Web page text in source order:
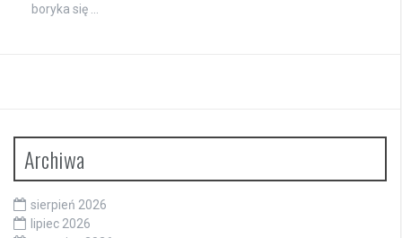
boryka się …
Archiwa
sierpień 2026
lipiec 2026